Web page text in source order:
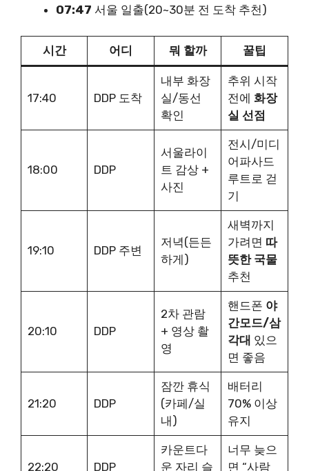
07:47 서울 일출(20~30분 전 도착 추천)
시간 어디 뭐 할까 꿀팁
17:40 DDP 도착
내부 화장
실/동선
확인
추위 시작
전에 화장
실 선점
18:00 DDP
서울라이
트 감상 +
사진
전시/미디
어파사드
루트로 걷
기
19:10 DDP 주변
저녁(든든
하게)
새벽까지
가려면 따
뜻한 국물
추천
20:10 DDP
2차 관람
+ 영상 촬
영
핸드폰 야
간모드/삼
각대 있으
면 좋음
21:20 DDP
잠깐 휴식
(카페/실
내)
배터리
70% 이상
유지
22:20 DDP
카운트다
운 자리 슬
너무 늦으
면 “사람